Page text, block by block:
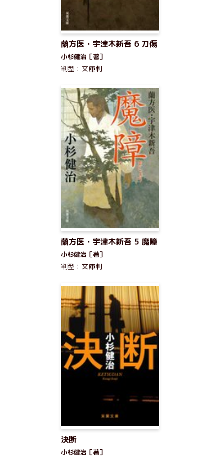
蘭方医・宇津木新吾 6 刀傷
小杉健治［著］
判型：文庫判
蘭方医・宇津木新吾 5 魔障
小杉健治［著］
判型：文庫判
決断
小杉健治［著］